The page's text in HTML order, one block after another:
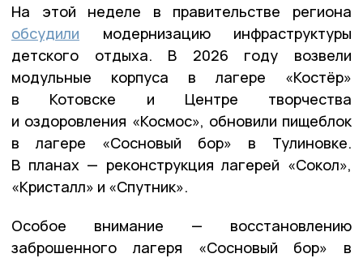
На этой неделе в правительстве региона
обсудили модернизацию инфраструктуры
детского отдыха. В 2026 году возвели
модульные корпуса в лагере «Костёр»
в Котовске и Центре творчества
и оздоровления «Космос», обновили пищеблок
в лагере «Сосновый бор» в Тулиновке.
В планах — реконструкция лагерей «Сокол»,
«Кристалл» и «Спутник».
Особое внимание — восстановлению
заброшенного лагеря «Сосновый бор» в